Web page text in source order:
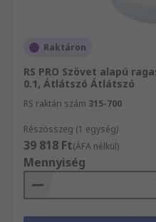
Raktáron
RS PRO Szövet alapú
0.1, Átlátszó Átlátszó
RS raktári szám 315-700
Részösszeg (1 egység)
39 818 Ft(ÁFA nélkül)
Mennyiség